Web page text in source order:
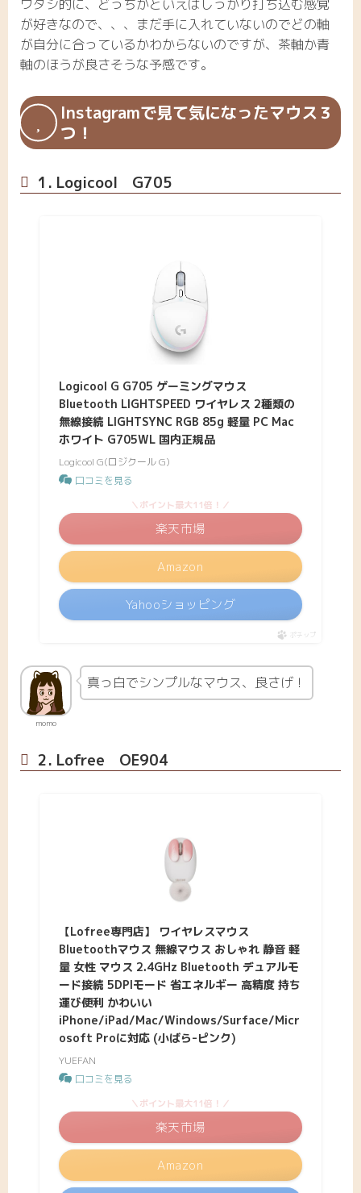
ワタシ的に、どっちかといえばしっかり打ち込む感覚
が好きなので、、、まだ手に入れていないのでどの軸
が自分に合っているかわからないのですが、茶軸か青
軸のほうが良さそうな予感です。
Instagramで見て気になったマウス３
つ！
1. Logicool G705
Logicool G G705 ゲーミングマウス
Bluetooth LIGHTSPEED ワイヤレス 2種類の
無線接続 LIGHTSYNC RGB 85g 軽量 PC Mac
ホワイト G705WL 国内正規品
Logicool G(ロジクール G)
口コミを見る
Amazon
＼ポイント最大11倍！／
楽天市場
Yahooショッピング
ポチップ
momo
真っ白でシンプルなマウス、良さげ！
2. Lofree OE904
【Lofree専門店】 ワイヤレスマウス
Bluetoothマウス 無線マウス おしゃれ 静音 軽
量 女性 マウス 2.4GHz Bluetooth デュアルモ
ード接続 5DPIモード 省エネルギー 高精度 持ち
運び便利 かわいい
iPhone/iPad/Mac/Windows/Surface/Micr
osoft Proに対応 (小ばら-ピンク)
YUEFAN
口コミを見る
Amazon
＼ポイント最大11倍！／
楽天市場